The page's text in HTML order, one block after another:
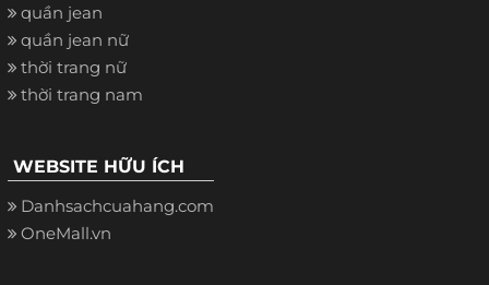
quần jean
quần jean nữ
thời trang nữ
thời trang nam
WEBSITE HỮU ÍCH
Danhsachcuahang.com
OneMall.vn